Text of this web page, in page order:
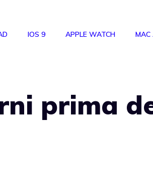
IOS 9 APPLE WATCH MAC
prima